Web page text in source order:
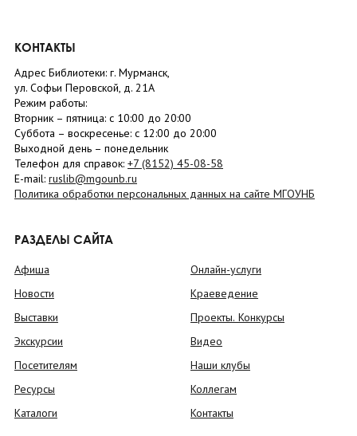
КОНТАКТЫ
Адрес Библиотеки: г. Мурманск,
ул. Софьи Перовской, д. 21А
Режим работы:
Вторник – пятница: с 10:00 до 20:00
Суббота – воскресенье: c 12:00 до 20:00
Выходной день – понедельник
Телефон для справок: +7 (8152) 45-08-58
E-mail: ruslib@mgounb.ru
Политика обработки персональных данных на сайте МГОУНБ
РАЗДЕЛЫ САЙТА
Афиша
Новости
Выставки
Экскурсии
Посетителям
Ресурсы
Каталоги
Онлайн-услуги
Краеведение
Проекты. Конкурсы
Видео
Наши клубы
Коллегам
Контакты